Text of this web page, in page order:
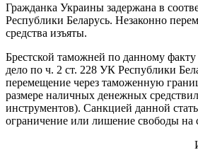
Гражданка Украины задержана в
Республики Беларусь. Незаконно
средства изъяты.
Брестской таможней по данному
дело по ч. 2 ст. 228 УК Республики
перемещение через таможенную
размере наличных денежных
инструментов). Санкцией данной
ограничение или лишение свободы на